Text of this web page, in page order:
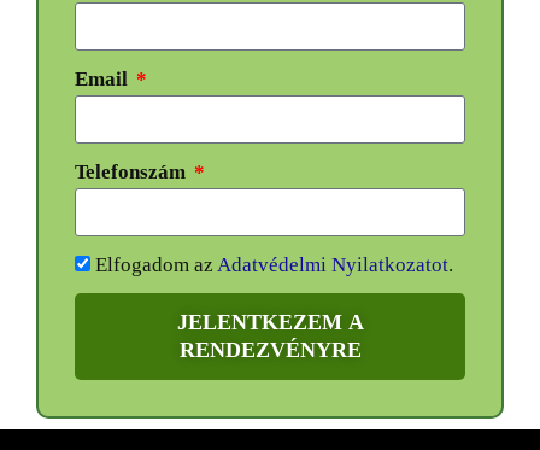
Email
Telefonszám
Elfogadom az Adatvédelmi Nyilatkozatot.
JELENTKEZEM A
RENDEZVÉNYRE